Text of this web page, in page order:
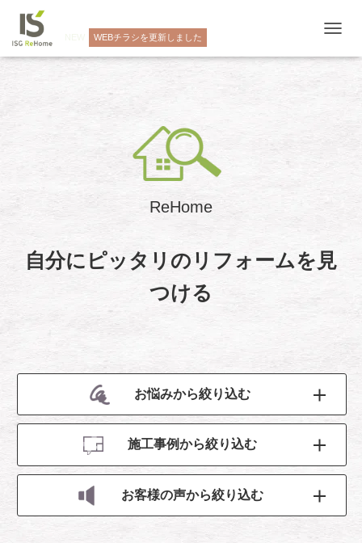
WEBチラシを更新しました
ビ
ReHome
自分にピッタリのリフォームを見
つける
お悩みから絞り込む
施工事例から絞り込む
お客様の声から絞り込む